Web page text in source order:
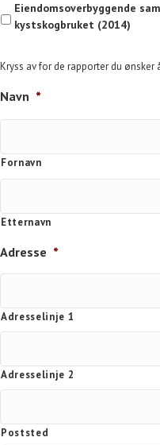
Eiendomsoverbyggende
kystskogbruket (2014)
Kryss av for de rapporter du
Navn *
Fornavn
Etternavn
Adresse *
Adresselinje 1
Adresselinje 2
Poststed